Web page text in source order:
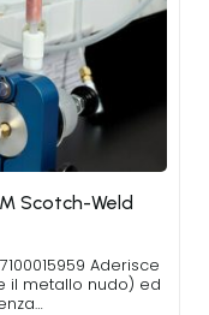
Scotch-Weld
Aderisce
il metallo nudo) ed